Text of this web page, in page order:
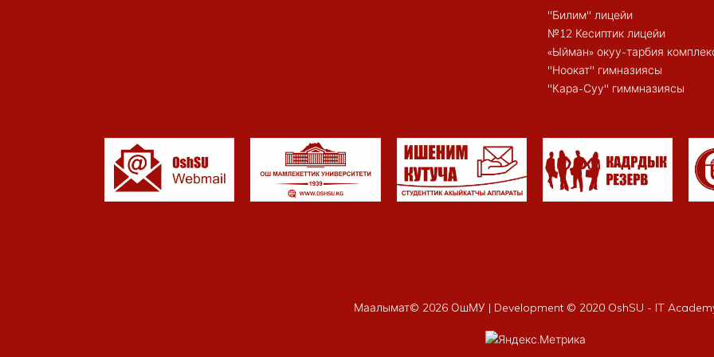
"Билим" лицейи
№12 Кесиптик лицейи
«Ыйман» окуу-тарбия
"Ноокат" гимназиясы
"Кара-Суу" гиммназиясы
Маалымат© 2026 ОшМУ | Development © 2020 OshSU - IT